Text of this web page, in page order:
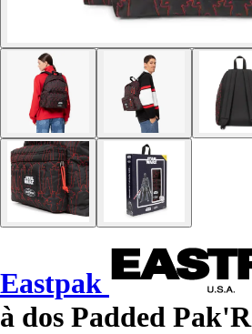
Eastpak
à dos Padded Pak'R